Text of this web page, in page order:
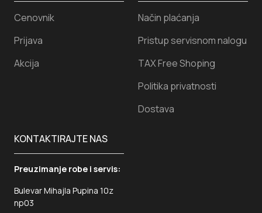
Način plaćanja
Pristup servisnom nalogu
TAX Free Shoping
Politika privatnosti
Dostava
KONTAKTIRAJTE NAS
Preuzimanje robe i servis:
Bulevar Mihajla Pupina 10z
np03
Cenovnik
Prijava
Akcija